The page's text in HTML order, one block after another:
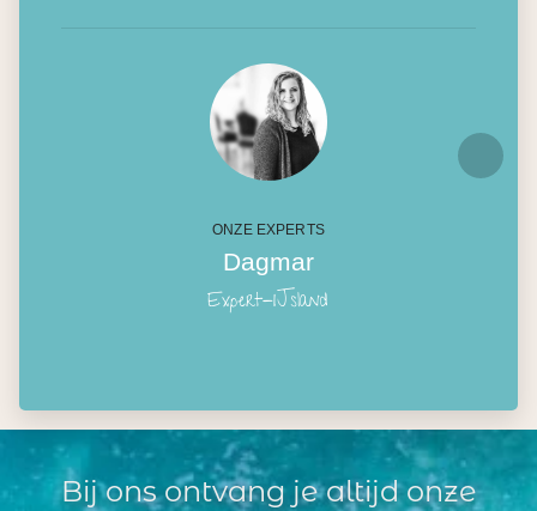
ONZE EXPERTS
Dagmar
Expert-IJsland
Bij ons ontvang je altijd onze